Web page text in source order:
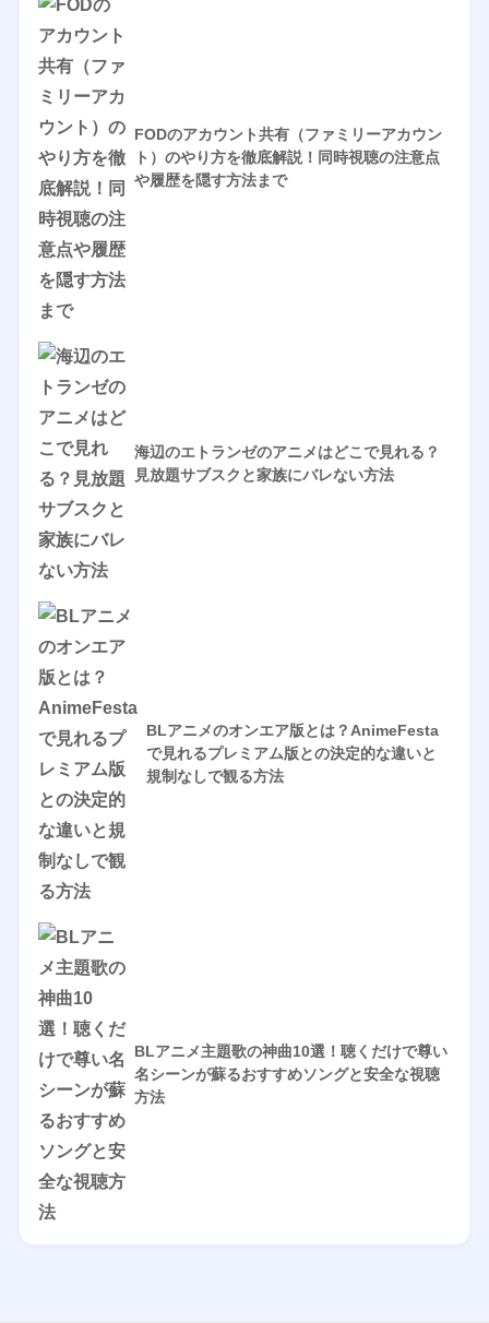
FODのアカウント共有（ファミリーアカウン
ト）のやり方を徹底解説！同時視聴の注意点
や履歴を隠す方法まで
海辺のエトランゼのアニメはどこで見れる？
見放題サブスクと家族にバレない方法
BLアニメのオンエア版とは？AnimeFesta
で見れるプレミアム版との決定的な違いと
規制なしで観る方法
BLアニメ主題歌の神曲10選！聴くだけで尊い
名シーンが蘇るおすすめソングと安全な視聴
方法